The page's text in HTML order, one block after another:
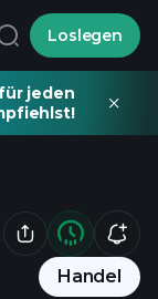
Loslegen
jeden
Handel